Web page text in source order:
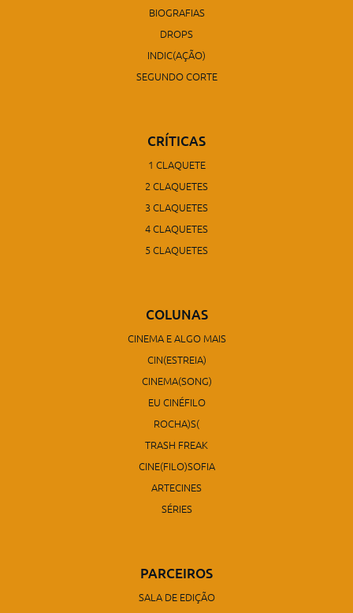
BIOGRAFIAS
DROPS
INDIC(AÇÃO)
SEGUNDO CORTE
CRÍTICAS
1 CLAQUETE
2 CLAQUETES
3 CLAQUETES
4 CLAQUETES
5 CLAQUETES
COLUNAS
CINEMA E ALGO MAIS
CIN(ESTREIA)
CINEMA(SONG)
EU CINÉFILO
ROCHA)S(
TRASH FREAK
CINE(FILO)SOFIA
ARTECINES
SÉRIES
PARCEIROS
SALA DE EDIÇÃO